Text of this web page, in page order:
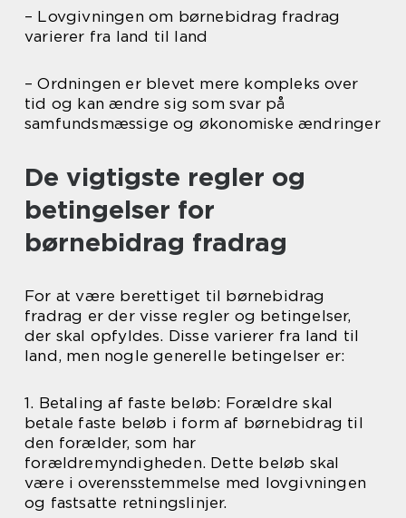
– Lovgivningen om børnebidrag fradrag
varierer fra land til land
– Ordningen er blevet mere kompleks over
tid og kan ændre sig som svar på
samfundsmæssige og økonomiske ændringer
De vigtigste regler og
betingelser for
børnebidrag fradrag
For at være berettiget til børnebidrag
fradrag er der visse regler og betingelser,
der skal opfyldes. Disse varierer fra land til
land, men nogle generelle betingelser er:
1. Betaling af faste beløb: Forældre skal
betale faste beløb i form af børnebidrag til
den forælder, som har
forældremyndigheden. Dette beløb skal
være i overensstemmelse med lovgivningen
og fastsatte retningslinjer.